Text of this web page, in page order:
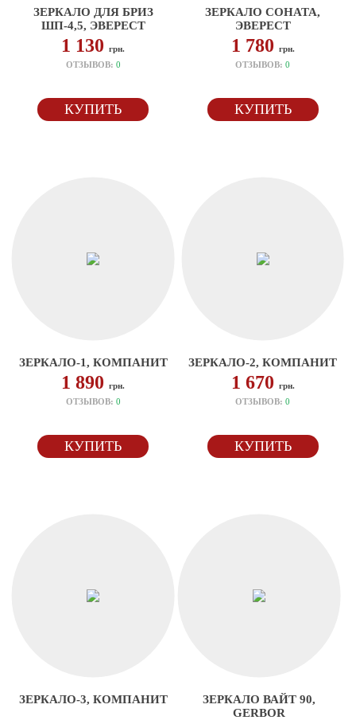
ЗЕРКАЛО ДЛЯ БРИЗ
ШП-4,5, ЭВЕРЕСТ
1 130грн.
ОТЗЫВОВ: 0
КУПИТЬ
ЗЕРКАЛО СОНАТА,
ЭВЕРЕСТ
1 780 грн.
ОТЗЫВОВ:0
КУПИТЬ
ЗЕРКАЛО-1, КОМПАНИТ
1 890грн.
ОТЗЫВОВ: 0
КУПИТЬ
ЗЕРКАЛО-2, КОМПАНИТ
1 670 грн.
ОТЗЫВОВ:0
КУПИТЬ
ЗЕРКАЛО-3, КОМПАНИТ
ЗЕРКАЛО ВАЙТ 90,
GERBOR